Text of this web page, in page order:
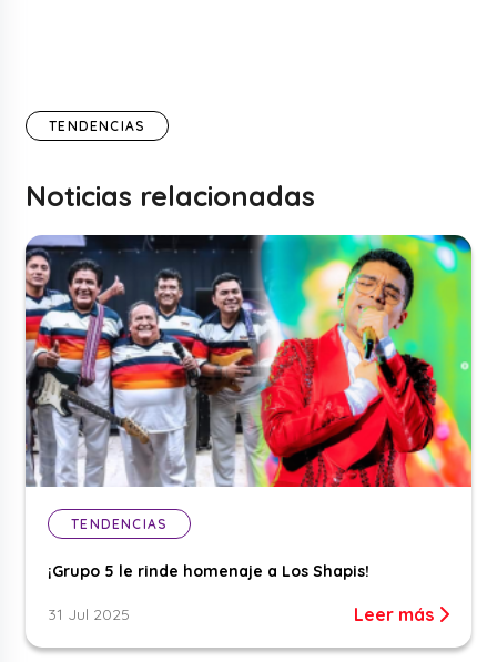
TENDENCIAS
Noticias relacionadas
TENDENCIAS
¡Grupo 5 le rinde homenaje a Los Shapis!
31 Jul 2025 Leer más